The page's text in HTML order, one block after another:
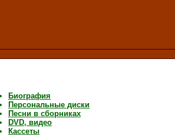
Биография
Персональные диски
Песни в сборниках
DVD, видео
Кассеты